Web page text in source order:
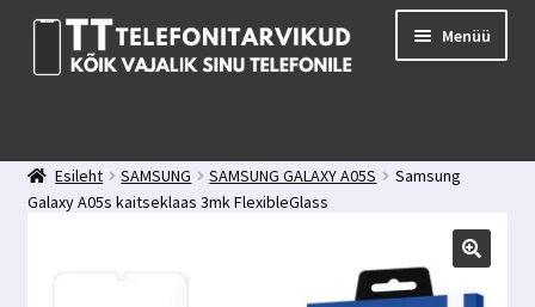
Liigu
navigeerimisele
Liigu
juurde
Menüü
Minu konto
Esileht SAMSUNG SAMSUNG GALAXY A05S
Samsung
Galaxy A05s kaitseklaas 3mk FlexibleGlass